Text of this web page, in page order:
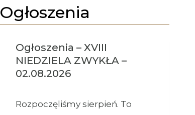
Ogłoszenia
Ogłoszenia – XVIII
NIEDZIELA ZWYKŁA –
02.08.2026
Rozpoczęliśmy sierpień. To